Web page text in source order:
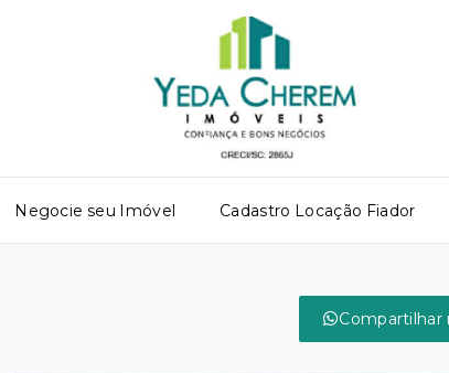
Negocie seu Imóvel Cadastro Locação Fiador
Compartilhar